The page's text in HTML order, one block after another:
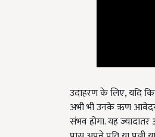
अभी भी उनके ऋण
संभव होगा. यह
पास अपने पति या